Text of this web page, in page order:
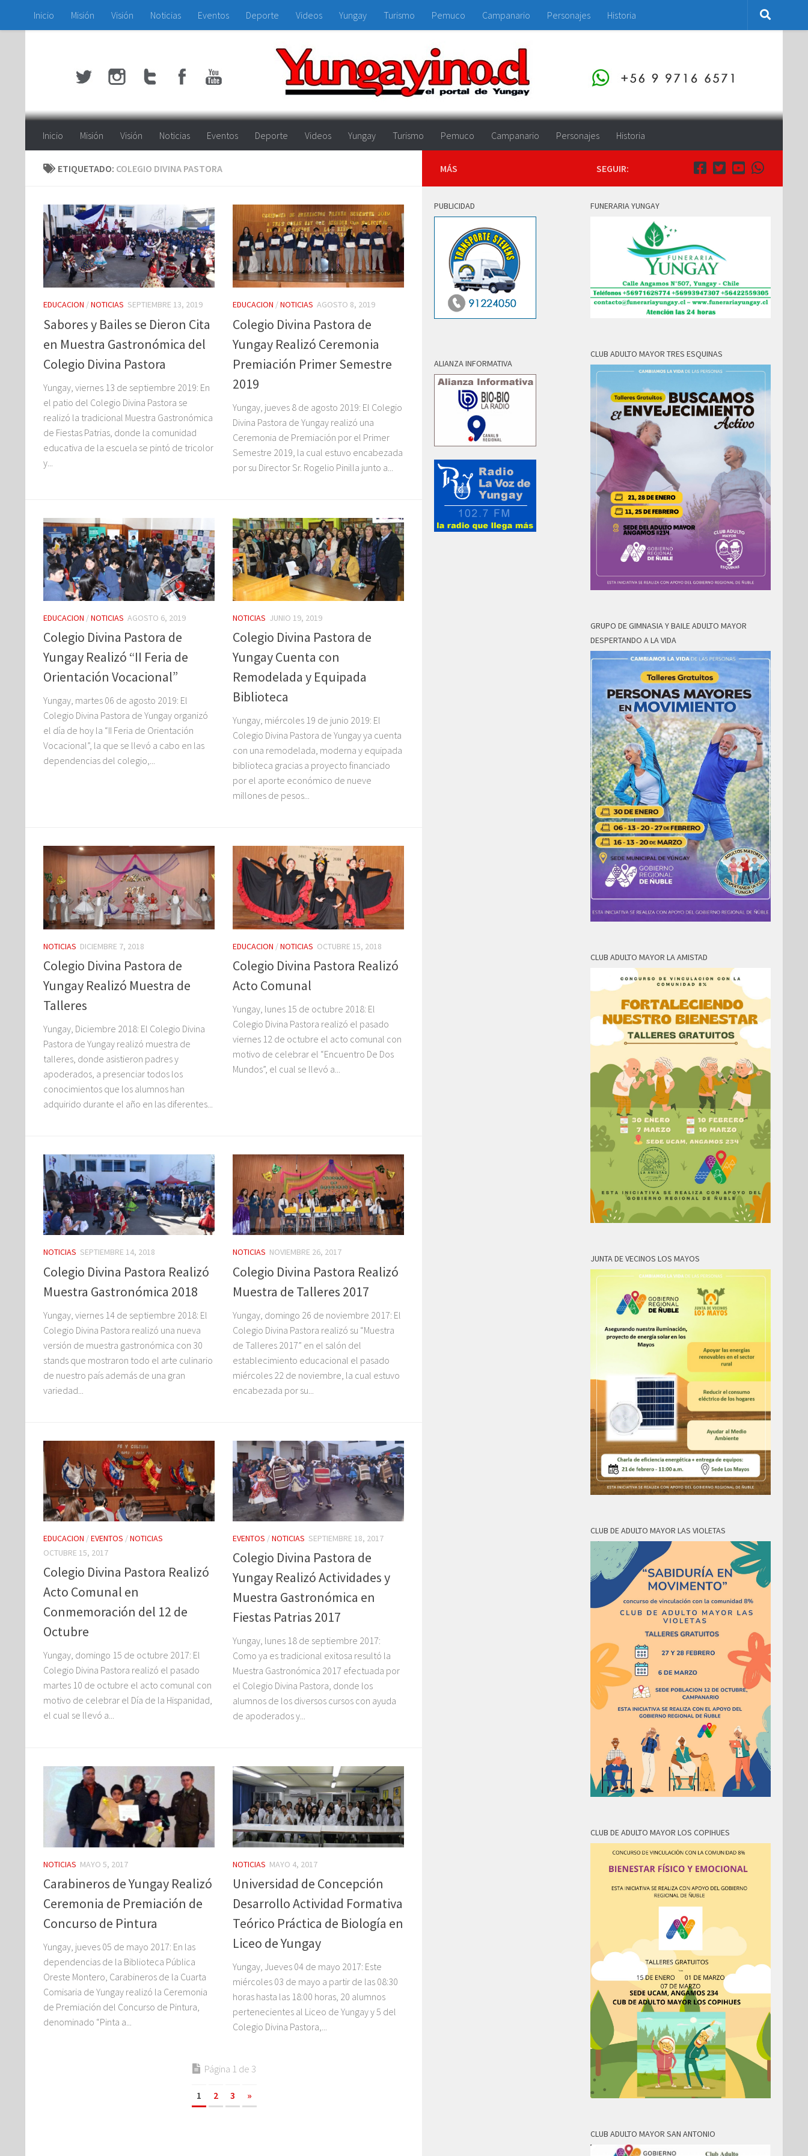
Saltar al contenido
Inicio Misión Visión Noticias Eventos Deporte Videos Yungay Turismo Pemuco Campanario Personajes Historia
Inicio Misión Visión Noticias Eventos Deporte Videos Yungay Turismo Pemuco Campanario Personajes Historia
ETIQUETADO: COLEGIO DIVINA PASTORA
EDUCACION /NOTICIAS SEPTIEMBRE 13, 2019
Sabores y Bailes se Dieron Cita
en Muestra Gastronómica del
Colegio Divina Pastora
Yungay, viernes 13 de septiembre 2019: En
el patio del Colegio Divina Pastora se
realizó la tradicional Muestra Gastronómica
de Fiestas Patrias, donde la comunidad
educativa de la escuela se pintó de tricolor
y...
EDUCACION /NOTICIAS AGOSTO 8, 2019
Colegio Divina Pastora de
Yungay Realizó Ceremonia
Premiación Primer Semestre
2019
Yungay, jueves 8 de agosto 2019: El Colegio
Divina Pastora de Yungay realizó una
Ceremonia de Premiación por el Primer
Semestre 2019, la cual estuvo encabezada
por su Director Sr. Rogelio Pinilla junto a...
EDUCACION /NOTICIAS AGOSTO 6, 2019
Colegio Divina Pastora de
Yungay Realizó “II Feria de
Orientación Vocacional”
Yungay, martes 06 de agosto 2019: El
Colegio Divina Pastora de Yungay organizó
el día de hoy la “II Feria de Orientación
Vocacional”, la que se llevó a cabo en las
dependencias del colegio,...
NOTICIAS JUNIO 19, 2019
Colegio Divina Pastora de
Yungay Cuenta con
Remodelada y Equipada
Biblioteca
Yungay, miércoles 19 de junio 2019: El
Colegio Divina Pastora de Yungay ya cuenta
con una remodelada, moderna y equipada
biblioteca gracias a proyecto financiado
por el aporte económico de nueve
millones de pesos...
NOTICIAS DICIEMBRE 7, 2018
Colegio Divina Pastora de
Yungay Realizó Muestra de
Talleres
Yungay, Diciembre 2018: El Colegio Divina
Pastora de Yungay realizó muestra de
talleres, donde asistieron padres y
apoderados, a presenciar todos los
conocimientos que los alumnos han
adquirido durante el año en las diferentes...
EDUCACION /NOTICIAS OCTUBRE 15, 2018
Colegio Divina Pastora Realizó
Acto Comunal
Yungay, lunes 15 de octubre 2018: El
Colegio Divina Pastora realizó el pasado
viernes 12 de octubre el acto comunal con
motivo de celebrar el “Encuentro De Dos
Mundos”, el cual se llevó a...
NOTICIAS SEPTIEMBRE 14, 2018
Colegio Divina Pastora Realizó
Muestra Gastronómica 2018
Yungay, viernes 14 de septiembre 2018: El
Colegio Divina Pastora realizó una nueva
versión de muestra gastronómica con 30
stands que mostraron todo el arte culinario
de nuestro país además de una gran
variedad...
NOTICIAS NOVIEMBRE 26, 2017
Colegio Divina Pastora Realizó
Muestra de Talleres 2017
Yungay, domingo 26 de noviembre 2017: El
Colegio Divina Pastora realizó su “Muestra
de Talleres 2017” en el salón del
establecimiento educacional el pasado
miércoles 22 de noviembre, la cual estuvo
encabezada por su...
EDUCACION /EVENTOS /NOTICIAS
OCTUBRE 15, 2017
Colegio Divina Pastora Realizó
Acto Comunal en
Conmemoración del 12 de
Octubre
Yungay, domingo 15 de octubre 2017: El
Colegio Divina Pastora realizó el pasado
martes 10 de octubre el acto comunal con
motivo de celebrar el Día de la Hispanidad,
el cual se llevó a...
EVENTOS /NOTICIAS SEPTIEMBRE 18, 2017
Colegio Divina Pastora de
Yungay Realizó Actividades y
Muestra Gastronómica en
Fiestas Patrias 2017
Yungay, lunes 18 de septiembre 2017:
Como ya es tradicional exitosa resultó la
Muestra Gastronómica 2017 efectuada por
el Colegio Divina Pastora, donde los
alumnos de los diversos cursos con ayuda
de apoderados y...
NOTICIAS MAYO 5, 2017
Carabineros de Yungay Realizó
Ceremonia de Premiación de
Concurso de Pintura
Yungay, jueves 05 de mayo 2017: En las
dependencias de la Biblioteca Pública
Oreste Montero, Carabineros de la Cuarta
Comisaria de Yungay realizó la Ceremonia
de Premiación del Concurso de Pintura,
denominado “Pinta a...
NOTICIAS MAYO 4, 2017
Universidad de Concepción
Desarrollo Actividad Formativa
Teórico Práctica de Biología en
Liceo de Yungay
Yungay, Jueves 04 de mayo 2017: Este
miércoles 03 de mayo a partir de las 08:30
horas hasta las 18:00 horas, 20 alumnos
pertenecientes al Liceo de Yungay y 5 del
Colegio Divina Pastora,...
Página 1 de 3
1 2 3 »
SEGUIR:
FUNERARIA YUNGAY
CLUB ADULTO MAYOR TRES ESQUINAS
GRUPO DE GIMNASIA Y BAILE ADULTO MAYOR
DESPERTANDO A LA VIDA
CLUB ADULTO MAYOR LA AMISTAD
JUNTA DE VECINOS LOS MAYOS
CLUB DE ADULTO MAYOR LAS VIOLETAS
CLUB DE ADULTO MAYOR LOS COPIHUES
CLUB ADULTO MAYOR SAN ANTONIO
MÁS
PUBLICIDAD
ALIANZA INFORMATIVA